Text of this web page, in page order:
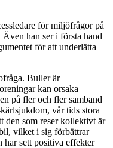
för miljöfrågor på
han ser i första hand
för att underlätta
Buller är
kan orsaka
på fler och fler samband
vår tids stora
den som reser kollektivt är
vilket i sig förbättrar
har sett positiva effekter